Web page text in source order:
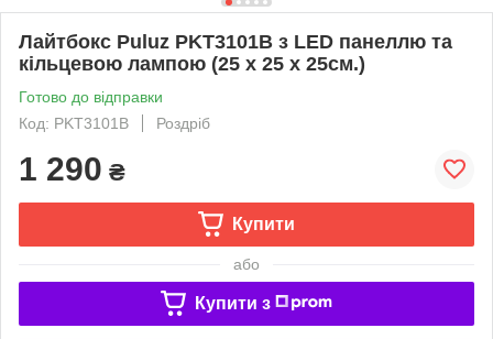
Лайтбокс Puluz PKT3101B з LED панеллю та
кільцевою лампою (25 х 25 х 25см.)
Готово до відправки
Код: PKT3101B
Роздріб
1 290 ₴
Купити
або
Купити з